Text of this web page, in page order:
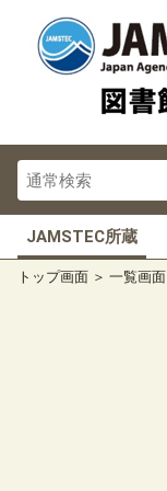
JAMSTEC所蔵
トップ画面 一覧画面